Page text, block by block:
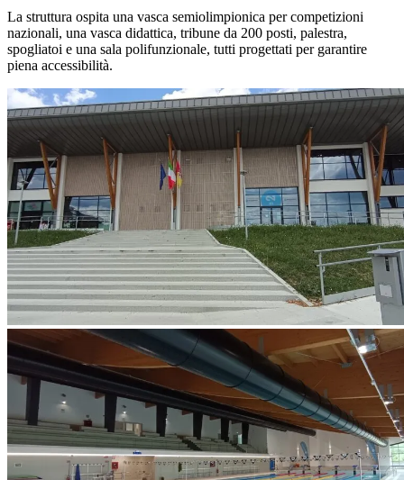
La struttura ospita una vasca semiolimpionica per competizioni
nazionali, una vasca didattica, tribune da 200 posti, palestra,
spogliatoi e una sala polifunzionale, tutti progettati per garantire
piena accessibilità.